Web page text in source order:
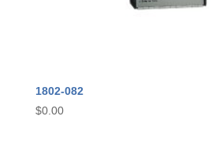
1802-082
$0.00